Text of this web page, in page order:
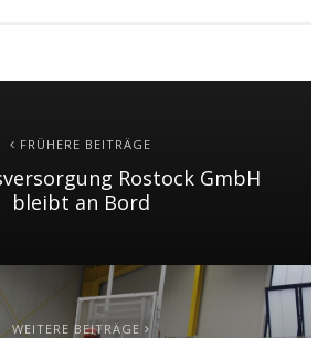
FRÜHERE BEITRÄGE
Rostock GmbH
bleibt an Bord
WEITERE BEITRÄGE